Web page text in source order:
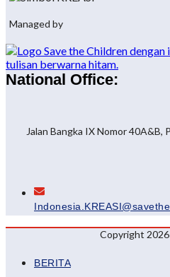
Managed by
National Office:
Jalan Bangka IX Nomor 40A&B,
Copyright
BERITA